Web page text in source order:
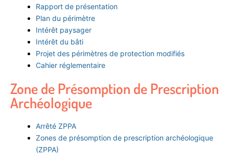
Rapport de présentation
Plan du périmètre
Intérêt paysager
Intérêt du bâti
Projet des périmètres de protection modifiés
Cahier réglementaire
Zone de Présomption de Prescription
Archéologique
Arrêté ZPPA
Zones de présomption de prescription archéologique
(ZPPA)